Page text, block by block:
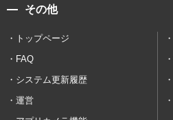
その他
トップページ
FAQ
システム更新履歴
運営